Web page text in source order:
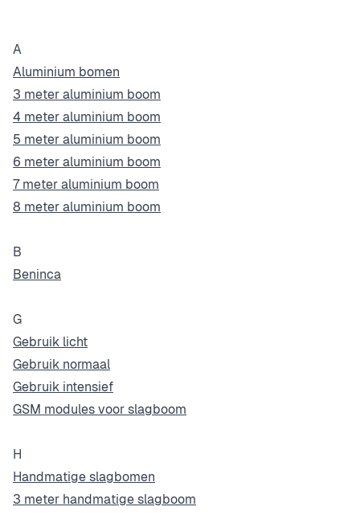
A
Aluminium bomen
3 meter aluminium boom
4 meter aluminium boom
5 meter aluminium boom
6 meter aluminium boom
7 meter aluminium boom
8 meter aluminium boom
B
Beninca
G
Gebruik licht
Gebruik normaal
Gebruik intensief
GSM modules voor slagboom
H
Handmatige slagbomen
3 meter handmatige slagboom